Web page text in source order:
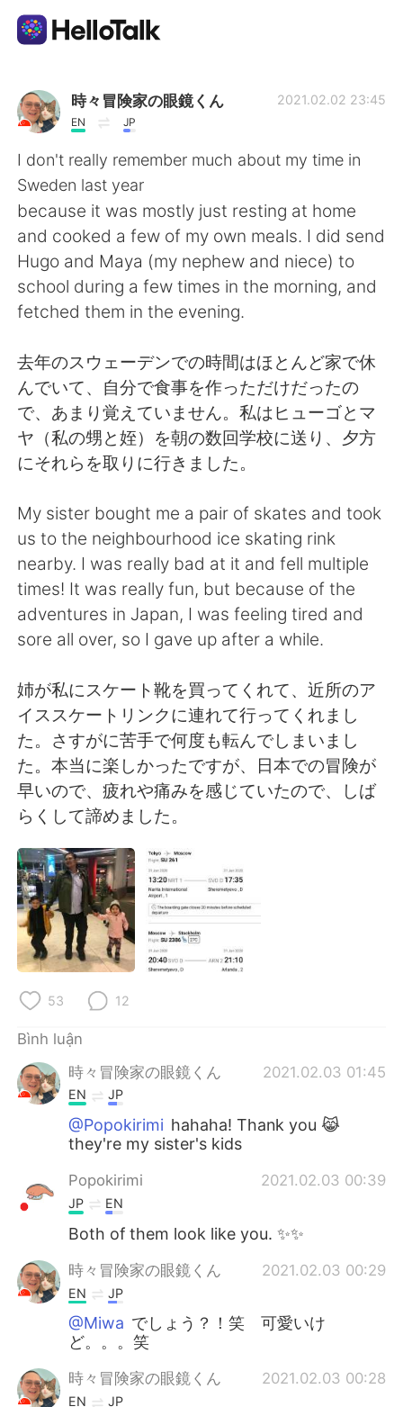
Ứng dụng trao đổi ngôn ngữ
AI Grammar Checker
Tiếng Việt
English 简体中文
繁體中文 Español
العربية Français
Deutsch 日本語
한국어 Русский
Italiano Türkçe
Português
時々冒険家の眼鏡くん
EN JP
2021.02.02 23:45
I don't really remember much about my time in
Sweden last year
because it was mostly just resting at home
and cooked a few of my own meals. I did send
Hugo and Maya (my nephew and niece) to
school during a few times in the morning, and
fetched them in the evening.
去年のスウェーデンでの時間はほとんど家で休
んでいて、自分で食事を作っただけだったの
で、あまり覚えていません。私はヒューゴとマ
ヤ（私の甥と姪）を朝の数回学校に送り、夕方
にそれらを取りに行きました。
My sister bought me a pair of skates and took
us to the neighbourhood ice skating rink
nearby. I was really bad at it and fell multiple
times! It was really fun, but because of the
adventures in Japan, I was feeling tired and
sore all over, so I gave up after a while.
姉が私にスケート靴を買ってくれて、近所のア
イススケートリンクに連れて行ってくれまし
た。さすがに苦手で何度も転んでしまいまし
た。本当に楽しかったですが、日本での冒険が
早いので、疲れや痛みを感じていたので、しば
らくして諦めました。
53 12
Bình luận
時々冒険家の眼鏡くん
2021.02.03 01:45
EN JP
@Popokirimi hahaha! Thank you 😹
they're my sister's kids
Popokirimi 2021.02.03 00:39
JP EN
Both of them look like you. ✨✨
時々冒険家の眼鏡くん 2021.02.03 00:29
EN JP
@Miwa でしょう？！笑 可愛いけ
ど。。。笑
時々冒険家の眼鏡くん 2021.02.03 00:28
EN JP